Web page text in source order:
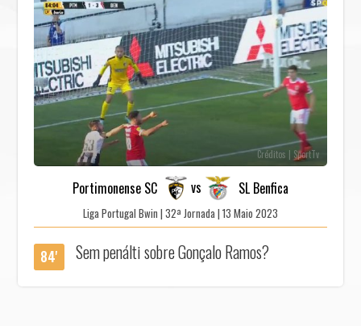
Créditos | SportTv
Portimonense SC vs SL Benfica
Liga Portugal Bwin | 32ª Jornada | 13 Maio 2023
84' Sem penálti sobre Gonçalo Ramos?